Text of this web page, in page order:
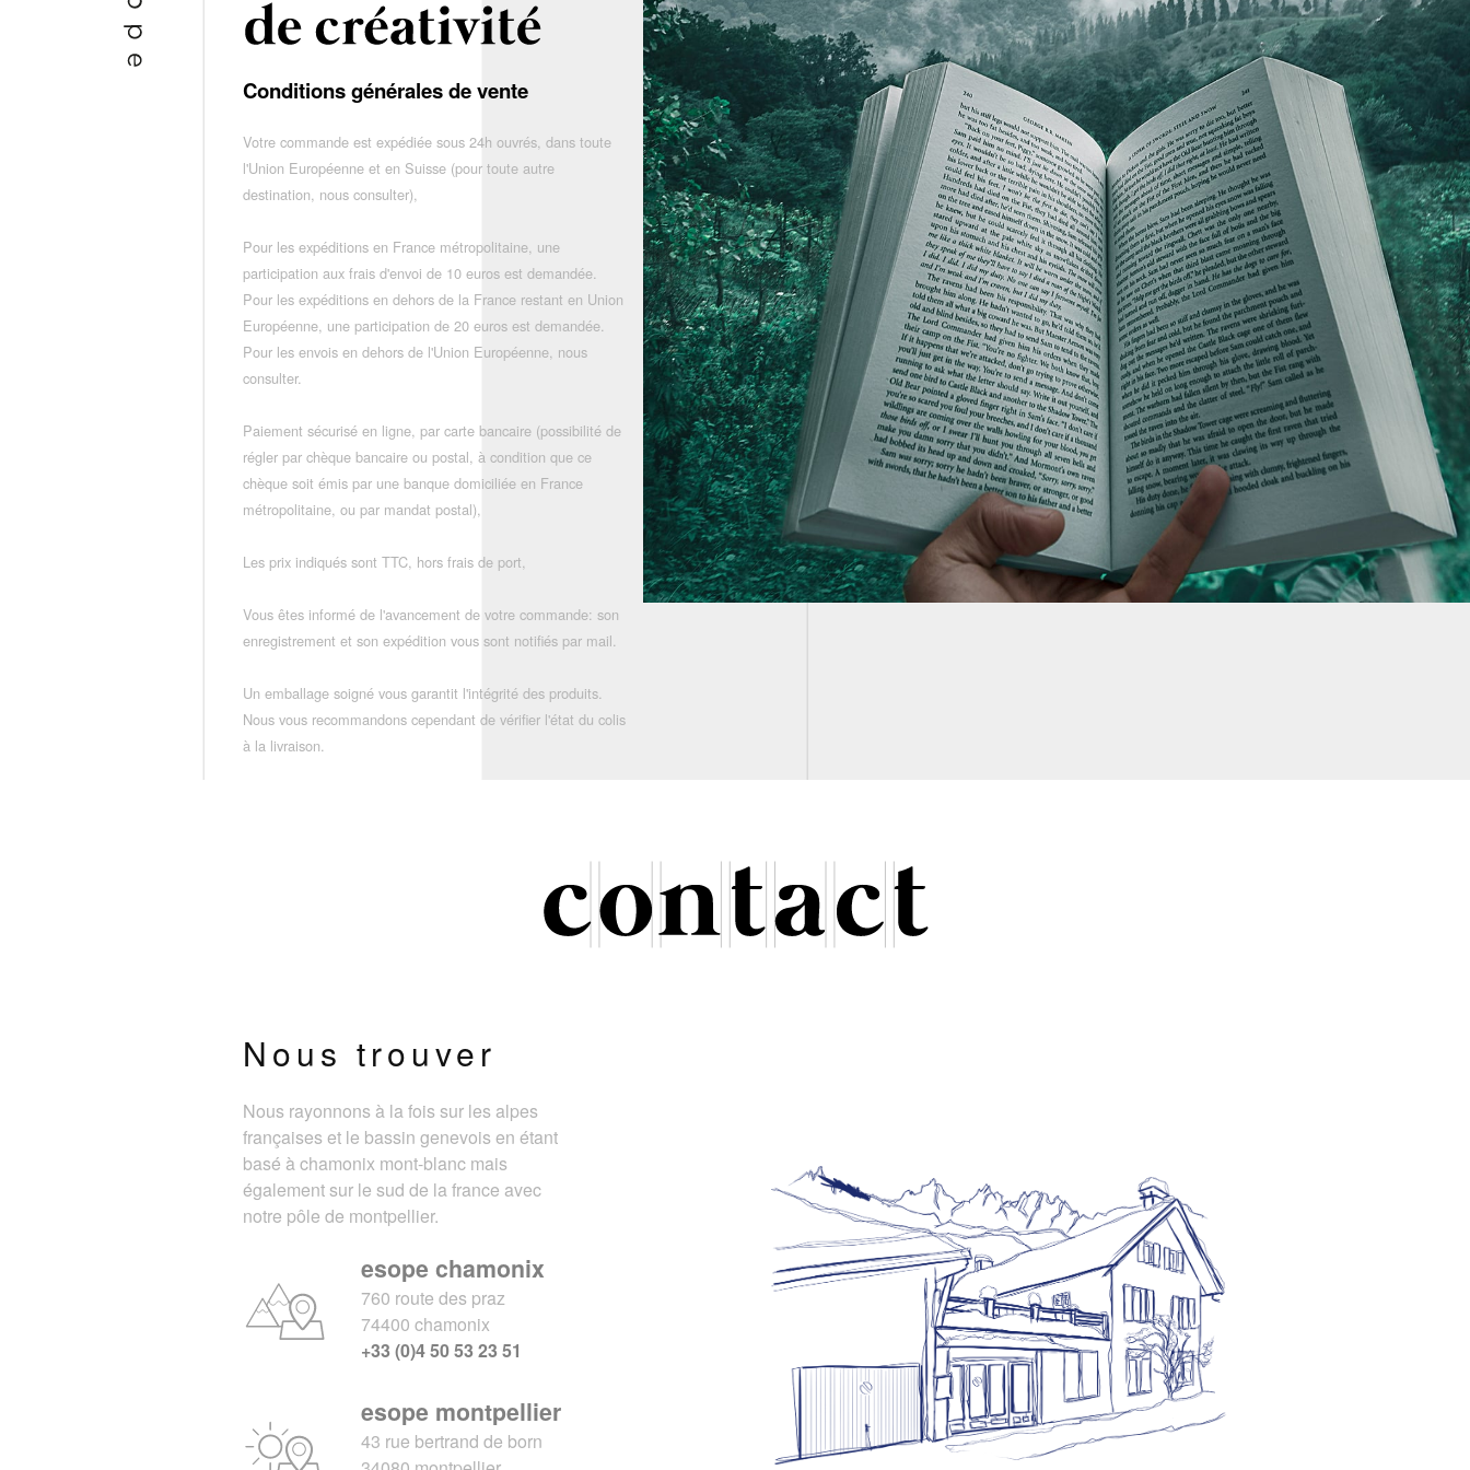
Conditions générales de vente
Votre commande est expédiée sous 24h ouvrés, dans toute
l'Union Européenne et en Suisse (pour toute autre
destination, nous consulter),
Pour les expéditions en France métropolitaine, une
participation aux frais d'envoi de 10 euros est demandée.
Pour les expéditions en dehors de la France restant en Union
Européenne, une participation de 20 euros est demandée.
Pour les envois en dehors de l'Union Européenne, nous
consulter.
Paiement sécurisé en ligne, par carte bancaire (possibilité de
régler par chèque bancaire ou postal, à condition que ce
chèque soit émis par une banque domiciliée en France
métropolitaine, ou par mandat postal),
Les prix indiqués sont TTC, hors frais de port,
Vous êtes informé de l'avancement de votre commande: son
enregistrement et son expédition vous sont notifiés par mail.
Un emballage soigné vous garantit l'intégrité des produits.
Nous vous recommandons cependant de vérifier l'état du colis
à la livraison.
Nous trouver
Nous rayonnons à la fois sur les alpes
françaises et le bassin genevois en étant
basé à chamonix mont-blanc mais
également sur le sud de la france avec
notre pôle de montpellier.
esope chamonix
760 route des praz
74400 chamonix
+33 (0)4 50 53 23 51
esope montpellier
43 rue bertrand de born